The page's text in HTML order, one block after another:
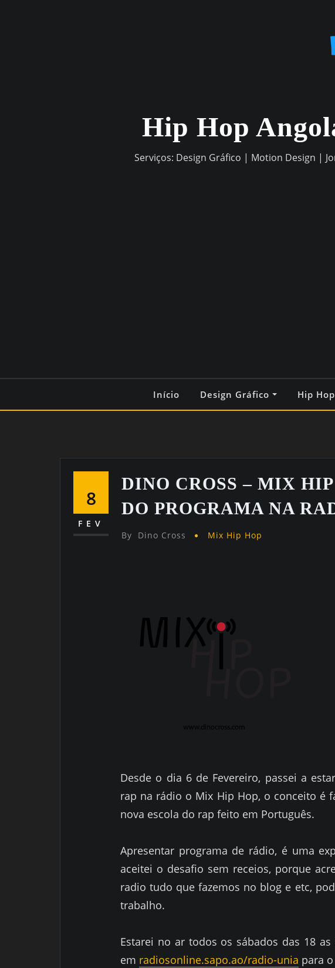
Hip Hop
Serviços: Design Gráfico | Motion Design |
Início Design Gráfico Hip
8
FEV
DINO CROSS – MIX
DO PROGRAMA NA
By Dino Cross Mix Hip Hop
Desde o dia 6 de Fevereiro, passei a
rap na rádio o Mix Hip Hop, o conceito é
nova escola do rap feito em Português.
Apresentar programa de rádio, é uma
aceitei o desafio sem receios, porque
radio tudo que fazemos no blog e etc,
trabalho.
Estarei no ar todos os sábados das 18
em radiosonline.sapo.ao/radio-unia para